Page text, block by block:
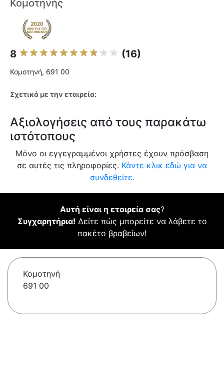
Κομοτηνής
8 (16)
Κομοτηνή, 691 00
Σχετικά με την εταιρεία:
Αξιολογήσεις από τους παρακάτω
ιστότοπους
Μόνο οι εγγεγραμμένοι χρήστες έχουν πρόσβαση
σε αυτές τις πληροφορίες. Κάντε κλικ εδώ για να
συνδεθείτε.
Αυτή είναι η εταιρεία σας?
Συγχαρητήρια! Δείτε πώς μπορείτε να λάβετε το
πακέτο βραβείων!
Κομοτηνή
691 00